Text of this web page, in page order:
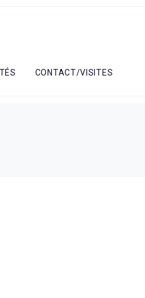
CONTACT/VISITES